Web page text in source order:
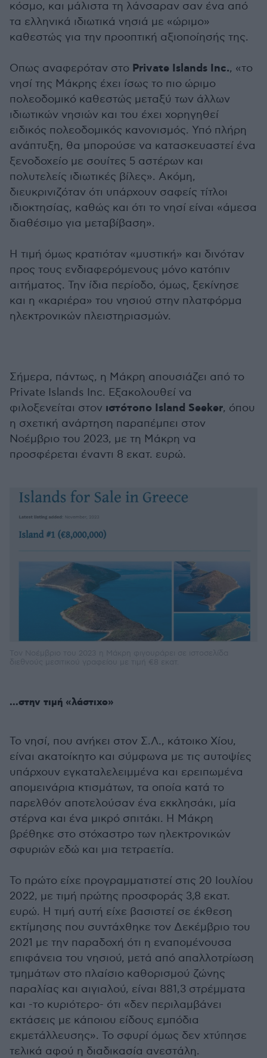
κόσμο, και μάλιστα τη λάνσαραν σαν ένα από
τα ελληνικά ιδιωτικά νησιά με «ώριμο»
καθεστώς για την προοπτική αξιοποίησής της.
Οπως αναφερόταν στο Private Islands Inc., «το
νησί της Μάκρης έχει ίσως το πιο ώριμο
πολεοδομικό καθεστώς μεταξύ των άλλων
ιδιωτικών νησιών και του έχει χορηγηθεί
ειδικός πολεοδομικός κανονισμός. Υπό πλήρη
ανάπτυξη, θα μπορούσε να κατασκευαστεί ένα
ξενοδοχείο με σουίτες 5 αστέρων και
πολυτελείς ιδιωτικές βίλες». Ακόμη,
διευκρινιζόταν ότι υπάρχουν σαφείς τίτλοι
ιδιοκτησίας, καθώς και ότι το νησί είναι «άμεσα
διαθέσιμο για μεταβίβαση».
Η τιμή όμως κρατιόταν «μυστική» και δινόταν
προς τους ενδιαφερόμενους μόνο κατόπιν
αιτήματος. Την ίδια περίοδο, όμως, ξεκίνησε
και η «καριέρα» του νησιού στην πλατφόρμα
ηλεκτρονικών πλειστηριασμών.
Σήμερα, πάντως, η Μάκρη απουσιάζει από το
Private Islands Inc. Εξακολουθεί να
φιλοξενείται στον ιστότοπο Island Seeker, όπου
η σχετική ανάρτηση παραπέμπει στον
Νοέμβριο του 2023, με τη Μάκρη να
προσφέρεται έναντι 8 εκατ. ευρώ.
...στην τιμή «λάστιχο»
Το νησί, που ανήκει στον Σ.Λ., κάτοικο Χίου,
είναι ακατοίκητο και σύμφωνα με τις αυτοψίες
υπάρχουν εγκαταλελειμμένα και ερειπωμένα
απομεινάρια κτισμάτων, τα οποία κατά το
παρελθόν αποτελούσαν ένα εκκλησάκι, μία
στέρνα και ένα μικρό σπιτάκι. Η Μάκρη
βρέθηκε στο στόχαστρο των ηλεκτρονικών
σφυριών εδώ και μια τετραετία.
Το πρώτο είχε προγραμματιστεί στις 20 Ιουλίου
2022, με τιμή πρώτης προσφοράς 3,8 εκατ.
ευρώ. Η τιμή αυτή είχε βασιστεί σε έκθεση
εκτίμησης που συντάχθηκε τον Δεκέμβριο του
2021 με την παραδοχή ότι η εναπομένουσα
επιφάνεια του νησιού, μετά από απαλλοτρίωση
τμημάτων στο πλαίσιο καθορισμού ζώνης
παραλίας και αιγιαλού, είναι 881,3 στρέμματα
και -το κυριότερο- ότι «δεν περιλαμβάνει
εκτάσεις με κάποιου είδους εμπόδια
εκμετάλλευσης». Το σφυρί όμως δεν χτύπησε
τελικά αφού η διαδικασία ανεστάλη.